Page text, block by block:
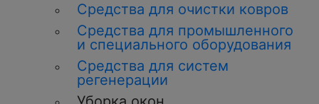
Средства для очистки ковров
Средства для промышленного
и специального оборудования
Средства для систем
регенерации